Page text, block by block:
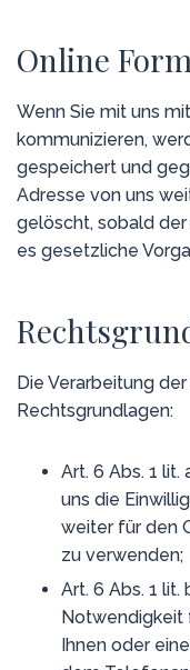
Online
Wenn Sie mit uns
kommunizieren,
gespeichert und
Adresse von uns
gelöscht, sobald
es gesetzliche
Die Verarbeitung
Rechtsgrundlagen:
Art. 6 Abs. 1 lit.
uns die
weiter für den
zu verwenden;
Art. 6 Abs. 1 lit.
Notwendigkeit
Ihnen oder